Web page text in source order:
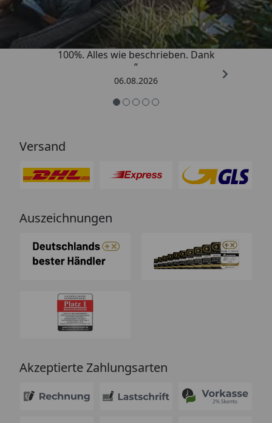
4,83/ 5
„Super schnell gelifert. Ware passt
100%. Alles wie beschrieben. Dank
“
06.08.2026
Versand
Auszeichnungen
Akzeptierte Zahlungsarten